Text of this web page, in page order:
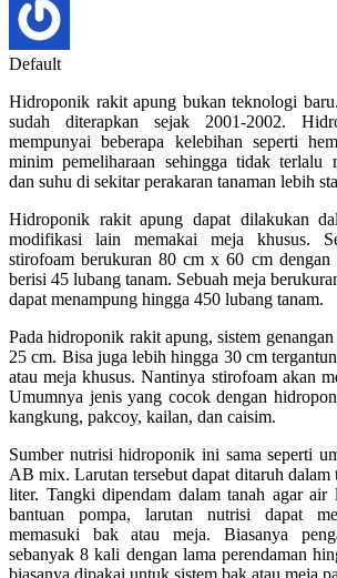
Default
Hidroponik rakit apung bukan teknologi
sudah diterapkan sejak 2001-2002.
mempunyai beberapa kelebihan seperti
minim pemeliharaan sehingga tidak terlalu
dan suhu di sekitar perakaran tanaman lebih
Hidroponik rakit apung dapat dilakukan
modifikasi lain memakai meja khusus.
stirofoam berukuran 80 cm x 60 cm dengan
berisi 45 lubang tanam. Sebuah meja
dapat menampung hingga 450 lubang tanam.
Pada hidroponik rakit apung, sistem
25 cm. Bisa juga lebih hingga 30 cm
atau meja khusus. Nantinya stirofoam akan
Umumnya jenis yang cocok dengan
kangkung, pakcoy, kailan, dan caisim.
Sumber nutrisi hidroponik ini sama seperti
AB mix. Larutan tersebut dapat ditaruh
liter. Tangki dipendam dalam tanah agar air
bantuan pompa, larutan nutrisi dapat
memasuki bak atau meja. Biasanya
sebanyak 8 kali dengan lama perendaman
biasanya dipakai untuk sistem bak atau meja